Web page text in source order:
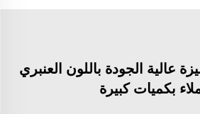
عالية الجودة باللون العنبري
بكميات كبيرة